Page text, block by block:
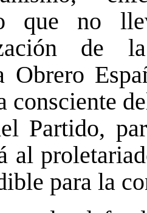
que no
de
Obrero
consciente
Partido,
al
para la